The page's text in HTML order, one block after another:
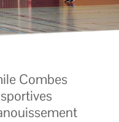
Combes